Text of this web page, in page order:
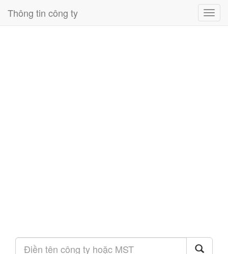
Thông tin công ty